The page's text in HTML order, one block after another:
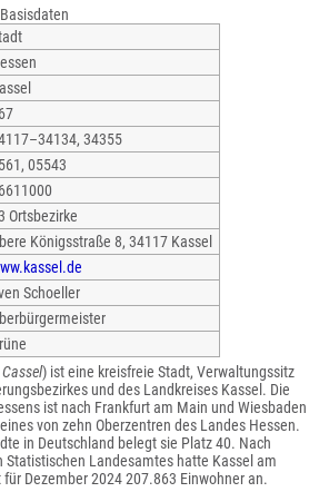
Basisdaten
34355
05543
Ortsbezirke
Königsstraße 8, 34117 Kassel
Schoeller
Cassel) ist eine kreisfreie Stadt, Verwaltungssitz
und des Landkreises Kassel. Die
ist nach Frankfurt am Main und Wiesbaden
von zehn Oberzentren des Landes Hessen.
in Deutschland belegt sie Platz 40. Nach
Statistischen Landesamtes hatte Kassel am
Dezember 2024 207.863 Einwohner an.